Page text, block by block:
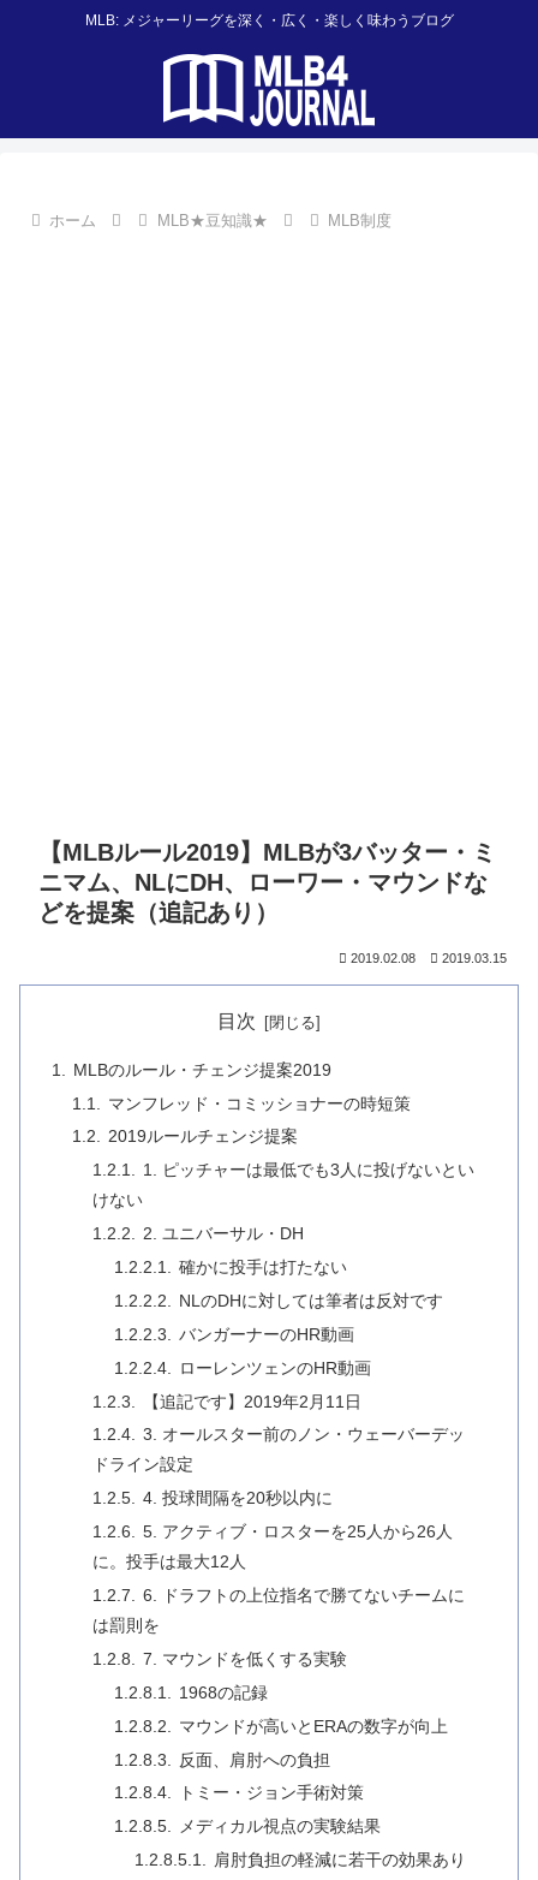
MLB: メジャーリーグを深く・広く・楽しく味わうブログ
ホーム MLB★豆知識★ MLB制度
【MLBルール2019】MLBが3バッター・ミ
ニマム、NLにDH、ローワー・マウンドな
どを提案（追記あり）
2019.02.08 2019.03.15
目次
MLBのルール・チェンジ提案2019
マンフレッド・コミッショナーの時短策
2019ルールチェンジ提案
1. ピッチャーは最低でも3人に投げないとい
けない
2. ユニバーサル・DH
確かに投手は打たない
NLのDHに対しては筆者は反対です
バンガーナーのHR動画
ローレンツェンのHR動画
【追記です】2019年2月11日
3. オールスター前のノン・ウェーバーデッ
ドライン設定
4. 投球間隔を20秒以内に
5. アクティブ・ロスターを25人から26人
に。投手は最大12人
6. ドラフトの上位指名で勝てないチームに
は罰則を
7. マウンドを低くする実験
1968の記録
マウンドが高いとERAの数字が向上
反面、肩肘への負担
トミー・ジョン手術対策
メディカル視点の実験結果
肩肘負担の軽減に若干の効果あり